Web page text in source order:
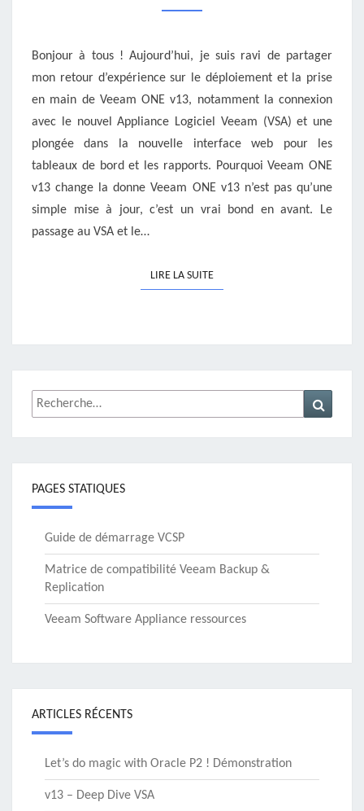
INSTALLATION,
PREMIÈRES
IMPRESSIONS
Bonjour à tous ! Aujourd’hui, je suis ravi de partager
mon retour d’expérience sur le déploiement et la prise
en main de Veeam ONE v13, notamment la connexion
avec le nouvel Appliance Logiciel Veeam (VSA) et une
plongée dans la nouvelle interface web pour les
tableaux de bord et les rapports. Pourquoi Veeam ONE
v13 change la donne Veeam ONE v13 n’est pas qu’une
simple mise à jour, c’est un vrai bond en avant. Le
passage au VSA et le…
LIRE LA SUITELIRE LA SUITE
Rechercher :
PAGES STATIQUES
Guide de démarrage VCSP
Matrice de compatibilité Veeam Backup &
Replication
Veeam Software Appliance ressources
ARTICLES RÉCENTS
Let’s do magic with Oracle P2 ! Démonstration
v13 – Deep Dive VSA